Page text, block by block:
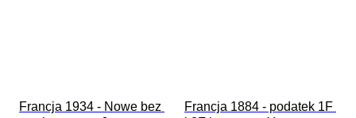
Francja 1934 - Nowe bez
Francja 1884 - podatek 1F